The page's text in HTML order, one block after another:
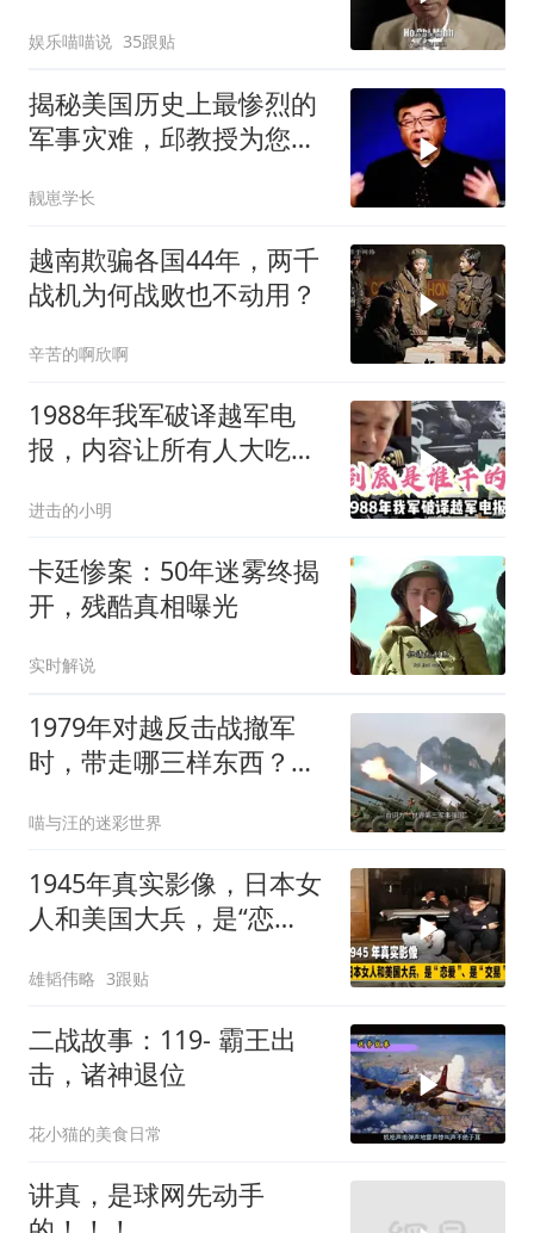
娱乐喵喵说 35跟贴
揭秘美国历史上最惨烈的
军事灾难，邱教授为您详
靓崽学长
越南欺骗各国44年，两千
战机为何战败也不动用？
辛苦的啊欣啊
1988年我军破译越军电
报，内容让所有人大吃一
进击的小明
卡廷惨案：50年迷雾终揭
开，残酷真相曝光
实时解说
1979年对越反击战撤军
时，带走哪三样东西？让
喵与汪的迷彩世界
1945年真实影像，日本女
人和美国大兵，是“恋
雄韬伟略 3跟贴
二战故事：119- 霸王出
击，诸神退位
花小猫的美食日常
讲真，是球网先动手